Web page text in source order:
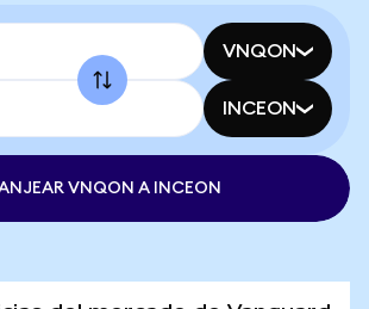
VNQON
INCEON
VNQON A INCEON